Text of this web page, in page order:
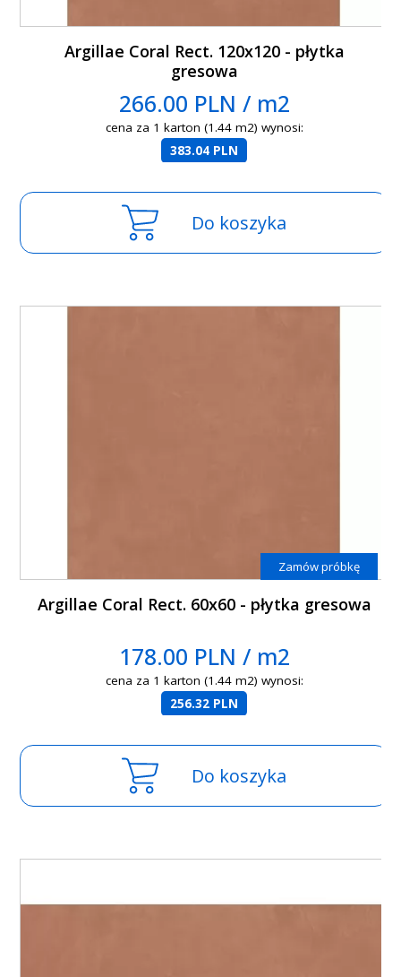
Argillae Coral Rect. 120x120 - płytka
gresowa
266.00 PLN / m2
cena za 1 karton (1.44 m2) wynosi:
383.04 PLN
Do koszyka
Zamów próbkę
Argillae Coral Rect. 60x60 - płytka gresowa
178.00 PLN / m2
cena za 1 karton (1.44 m2) wynosi:
256.32 PLN
Do koszyka